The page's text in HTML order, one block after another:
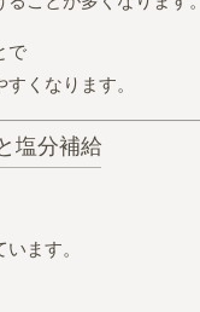
で
くなります。
塩分補給
ます。